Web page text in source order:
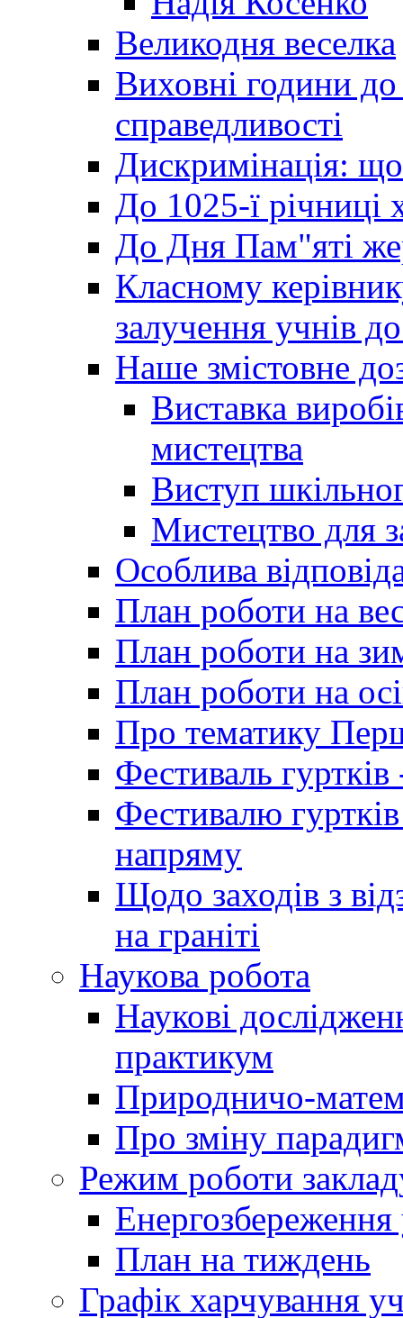
Великодня веселка
Виховні години до
справедливості
Дискримінація:
До 1025-ї річниці
До Дня Пам"яті
Класному
залучення учнів
Наше змістовне
Виставка
мистецтва
Виступ
Мистецтво для
Особлива
План роботи на
План роботи на
План роботи на
Про тематику
Фестиваль
Фестивалю
напряму
Щодо заходів з
на граніті
Наукова робота
Наукові
практикум
Природничо-
Про зміну
Режим роботи
Енергозбереження
План на тиждень
Графік харчування